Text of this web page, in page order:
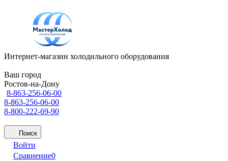
Интернет-магазин холодильного оборудования
Ваш город
Ростов-на-Дону
8-863-256-06-00
8-863-256-06-00
8-800-222-69-90
Поиск
Войти
Сравнение0